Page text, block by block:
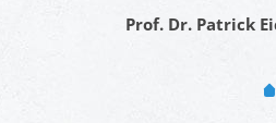
Prof. Dr. Patrick